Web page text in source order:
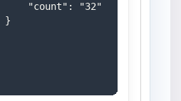
"count": "32"
}